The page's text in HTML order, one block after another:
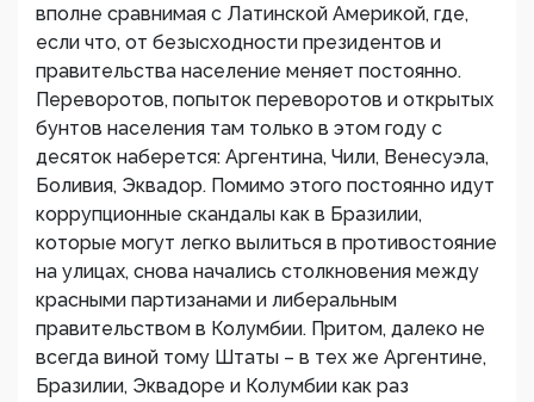
вполне сравнимая с Латинской Америкой, где,
если что, от безысходности президентов и
правительства население меняет постоянно.
Переворотов, попыток переворотов и открытых
бунтов населения там только в этом году с
десяток наберется: Аргентина, Чили, Венесуэла,
Боливия, Эквадор. Помимо этого постоянно идут
коррупционные скандалы как в Бразилии,
которые могут легко вылиться в противостояние
на улицах, снова начались столкновения между
красными партизанами и либеральным
правительством в Колумбии. Притом, далеко не
всегда виной тому Штаты – в тех же Аргентине,
Бразилии, Эквадоре и Колумбии как раз